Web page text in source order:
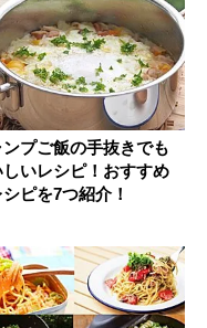
ンプご飯の手抜きでも
しいレシピ！おすすめ
ピを7つ紹介！